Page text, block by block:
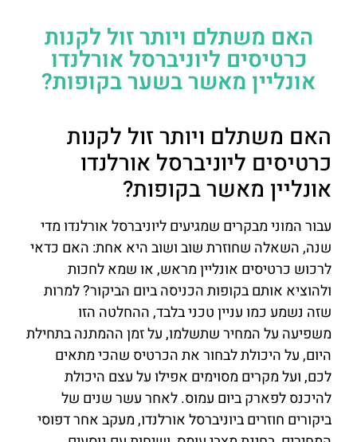
האם משתלם ויותר זול לקנות
כרטיסים ליוניברסל אורלנדו
אונליין מאשר בשער בקופות?
האם משתלם ויותר זול לקנות
כרטיסים ליוניברסל אורלנדו
אונליין מאשר בקופות?
עבור המוני מבקרים שמגיעים ליוניברסל אורלנדו מדי
שנה, השאלה שחוזרת שוב ושוב היא אחת: האם כדאי
לרכוש כרטיסים אונליין מראש, או שמא לחכות
ולהוציא אותם בקופות הכניסה ביום הביקור? למרות
שזה נשמע כמו עניין טכני בלבד, ההחלטה הזו
משפיעה על המחיר שתשלמו, על זמן ההמתנה בתחילת
היום, על היכולת לבחור את הכרטיס שהכי מתאים
לכם, ועל מקרים מסוימים אפילו על עצם היכולת
להיכנס לפארק ביום עמוס. לאחר עשר שנים של
ביקורים חוזרים ביוניברסל אורלנדו, מעקב אחר דפוסי